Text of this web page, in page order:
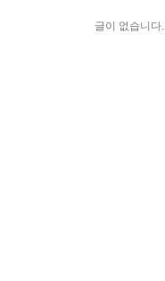
글이 없습니다.